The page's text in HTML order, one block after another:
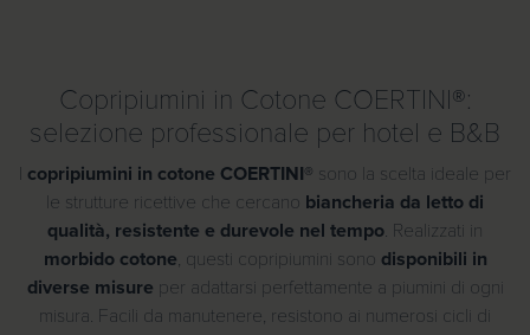
7
9
0
€
a
3
3
5
0
€
a
3
,
3
0
a
d
p
e
z
z
o
Copripiumini in Cotone COERTINI®:
selezione professionale per hotel e B&B
I copripiumini in cotone COERTINI® sono la scelta ideale per
le strutture ricettive che cercano biancheria da letto di
qualità, resistente e durevole nel tempo. Realizzati in
morbido cotone, questi copripiumini sono disponibili in
diverse misure per adattarsi perfettamente a piumini di ogni
misura. Facili da manutenere, resistono ai numerosi cicli di